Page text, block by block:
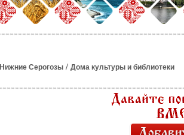
Нижние Серогозы / Дома культуры и библиотеки